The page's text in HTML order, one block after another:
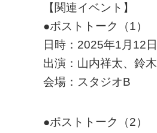
【関連イベント】
●ポストトーク（1）
日時：2025年1月12
出演：山内祥太、鈴
会場：スタジオB
●ポストトーク（2）